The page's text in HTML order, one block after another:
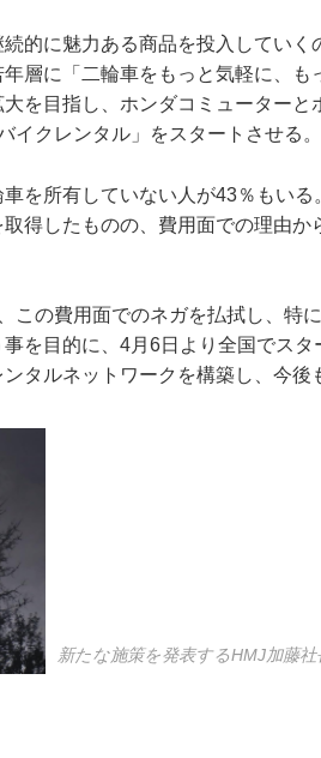
的に魅力ある商品を投入していく
層に「二輪車をもっと気軽に、も
を目指し、ホンダコミューター
イクレンタル」をスタートさせる。
を所有していない人が43％もい
得したものの、費用面での理由か
この費用面でのネガを払拭し、特
を目的に、4月6日より全国でス
タルネットワークを構築し、今後
新たな施策を発表するHMJ加藤社